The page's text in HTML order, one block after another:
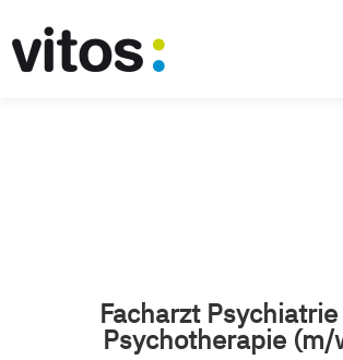
Facharzt
Psychotherapie